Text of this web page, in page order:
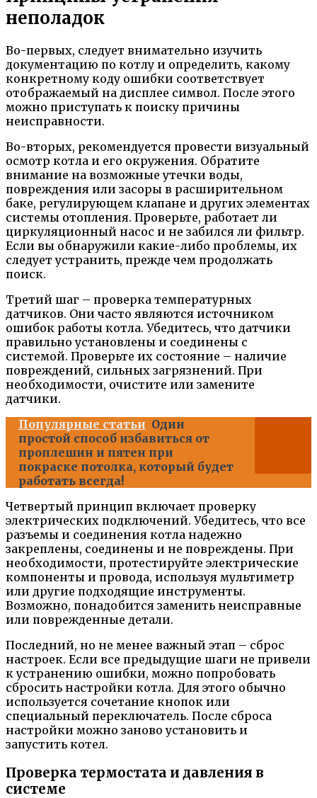
неполадок
Во-первых, следует внимательно изучить
документацию по котлу и определить, какому
конкретному коду ошибки соответствует
отображаемый на дисплее символ. После этого
можно приступать к поиску причины
неисправности.
Во-вторых, рекомендуется провести визуальный
осмотр котла и его окружения. Обратите
внимание на возможные утечки воды,
повреждения или засоры в расширительном
баке, регулирующем клапане и других элементах
системы отопления. Проверьте, работает ли
циркуляционный насос и не забился ли фильтр.
Если вы обнаружили какие-либо проблемы, их
следует устранить, прежде чем продолжать
поиск.
Третий шаг – проверка температурных
датчиков. Они часто являются источником
ошибок работы котла. Убедитесь, что датчики
правильно установлены и соединены с
системой. Проверьте их состояние – наличие
повреждений, сильных загрязнений. При
необходимости, очистите или замените
датчики.
Популярные статьи Один
простой способ избавиться от
проплешин и пятен при
покраске потолка, который будет
работать всегда!
Четвертый принцип включает проверку
электрических подключений. Убедитесь, что все
разъемы и соединения котла надежно
закреплены, соединены и не повреждены. При
необходимости, протестируйте электрические
компоненты и провода, используя мультиметр
или другие подходящие инструменты.
Возможно, понадобится заменить неисправные
или поврежденные детали.
Последний, но не менее важный этап – сброс
настроек. Если все предыдущие шаги не привели
к устранению ошибки, можно попробовать
сбросить настройки котла. Для этого обычно
используется сочетание кнопок или
специальный переключатель. После сброса
настройки можно заново установить и
запустить котел.
Проверка термостата и давления в
системе